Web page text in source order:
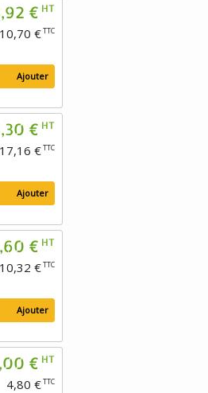
€ HT
10,70 €TTC
Ajouter
€ HT
17,16 €TTC
Ajouter
€ HT
10,32 €TTC
Ajouter
€ HT
4,80 €TTC